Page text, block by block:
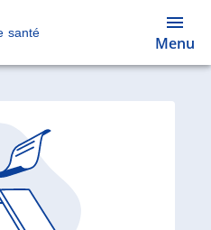
santé
Menu